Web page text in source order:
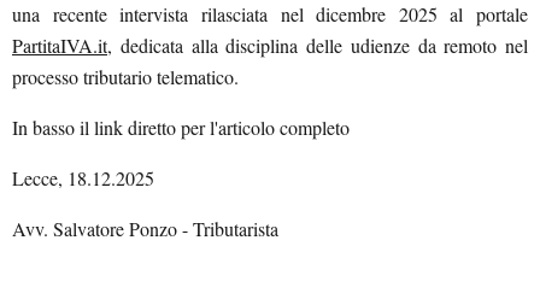
una recente intervista rilasciata nel dicembre 2025 al portale
PartitaIVA.it, dedicata alla disciplina delle udienze da remoto nel
processo tributario telematico.
In basso il link diretto per l'articolo completo
Lecce, 18.12.2025
Avv. Salvatore Ponzo - Tributarista